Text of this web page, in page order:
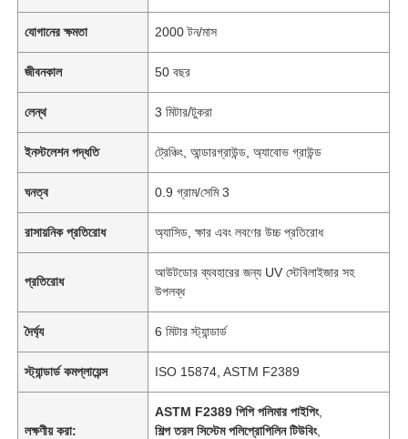
যোগানের ক্ষমতা 2000 টন/মাস
জীবনকাল 50 বছর
লেন্থ 3 মিটার/টুকরা
ইনস্টলেশন পদ্ধতি ট্রেঞ্চিং, আন্ডারগ্রাউন্ড, অ্যাবোভ গ্রাউন্ড
ঘনত্ব 0.9 গ্রাম/সেমি 3
রাসায়নিক প্রতিরোধ অ্যাসিড, ক্ষার এবং লবণের উচ্চ প্রতিরোধ
প্রতিরোধ
আউটডোর ব্যবহারের জন্য UV স্টেবিলাইজার সহ
উপলব্ধ
দৈর্ঘ্য 6 মিটার স্ট্যান্ডার্ড
স্ট্যান্ডার্ড কমপ্লায়েন্স ISO 15874, ASTM F2389
লক্ষণীয় করা:
ASTM F2389 পিপি পলিমার পাইপিং,
শিল্প তরল সিস্টেম পলিপ্রোপিলিন টিউবিং,